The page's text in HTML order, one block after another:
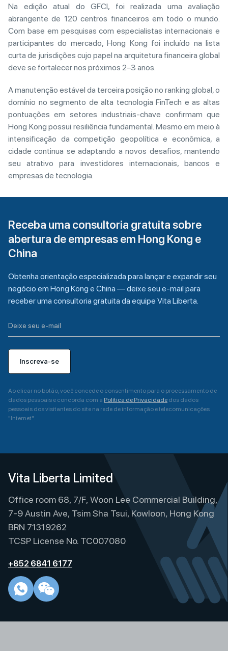
Na edição atual do GFCI, foi realizada uma avaliação
abrangente de 120 centros financeiros em todo o mundo.
Com base em pesquisas com especialistas internacionais e
participantes do mercado, Hong Kong foi incluído na lista
curta de jurisdições cujo papel na arquitetura financeira global
deve se fortalecer nos próximos 2–3 anos.
A manutenção estável da terceira posição no ranking global, o
domínio no segmento de alta tecnologia FinTech e as altas
pontuações em setores industriais-chave confirmam que
Hong Kong possui resiliência fundamental. Mesmo em meio à
intensificação da competição geopolítica e econômica, a
cidade continua se adaptando a novos desafios, mantendo
seu atrativo para investidores internacionais, bancos e
empresas de tecnologia.
Receba uma consultoria gratuita sobre
abertura de empresas em Hong Kong e
China
Obtenha orientação especializada para lançar e expandir seu
negócio em Hong Kong e China — deixe seu e-mail para
receber uma consultoria gratuita da equipe Vita Liberta.
Inscreva-se
Ao clicar no botão, você concede o consentimento para o processamento de
dados pessoais e concorda com a Política de Privacidade dos dados
pessoais dos visitantes do site na rede de informação e telecomunicações
"Internet".
e
n
a
t
i
e
Vita Liberta Limited
Office room 68, 7/F, Woon Lee Commercial Building,
7-9 Austin Ave, Tsim Sha Tsui, Kowloon, Hong Kong
BRN 71319262
TCSP License No. TC007080
+852 6841 6177